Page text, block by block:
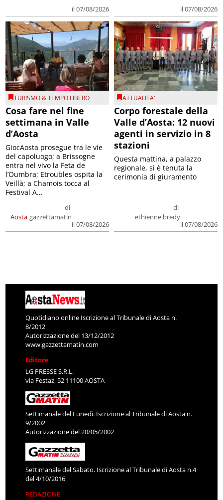
il 07/08/2026 il 07/08/2026
TURISMO & TEMPO LIBERO
Cosa fare nel fine
settimana in Valle
d’Aosta
Aosta
di
gazzettamatin
il 07/08/2026
GiocAosta prosegue tra le vie
del capoluogo; a Brissogne
entra nel vivo la Feta de
l’Oumbra; Etroubles ospita la
Veillà; a Chamois tocca al
Festival A...
ATTUALITA'
Corpo forestale della
Valle d’Aosta: 12 nuovi
agenti in servizio in 8
stazioni
di
ethienne bredy
il 07/08/2026
Questa mattina, a palazzo
regionale, si è tenuta la
cerimonia di giuramento
Quotidiano online Iscrizione al Tribunale di Aosta n.
8/2012
Autorizzazione del 13/12/2012
www.gazzettamatin.com
Editore
LG PRESSE S.R.L.
via Festaz, 52 11100 AOSTA
Settimanale del Lunedì. Iscrizione al Tribunale di Aosta n.
9/2002
Autorizzazione del 20/05/2002
Settimanale del Sabato. Iscrizione al Tribunale di Aosta n.4
del 4/10/2016
REDAZIONE